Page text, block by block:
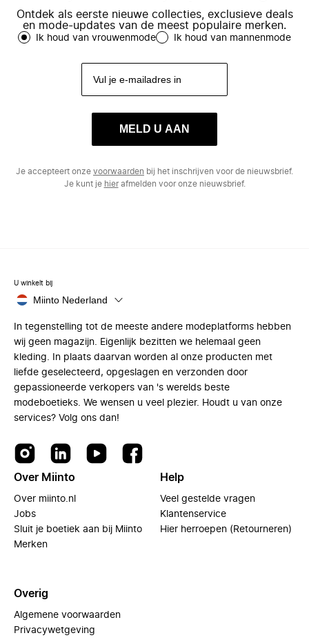
Ontdek als eerste nieuwe collecties, exclusieve deals
en mode-updates van de meest populaire merken.
Ik houd van vrouwenmode Ik houd van mannenmode
MELD U AAN
Je accepteert onze voorwaarden bij het inschrijven voor de nieuwsbrief.
Je kunt je hierafmelden voor onze nieuwsbrief.
U winkelt bij
Miinto Nederland
In tegenstelling tot de meeste andere modeplatforms hebben
wij geen magazijn. Eigenlijk bezitten we helemaal geen
kleding. In plaats daarvan worden al onze producten met
liefde geselecteerd, opgeslagen en verzonden door
gepassioneerde verkopers van 's werelds beste
modeboetieks. We wensen u veel plezier. Houdt u van onze
services? Volg ons dan!
Over Miinto
Over miinto.nl
Jobs
Sluit je boetiek aan bij Miinto
Merken
Help
Veel gestelde vragen
Klantenservice
Hier herroepen (Retourneren)
Overig
Algemene voorwaarden
Privacywetgeving